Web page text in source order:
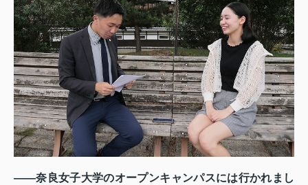
――奈良女子大学のオープンキャンパスには行かれまし